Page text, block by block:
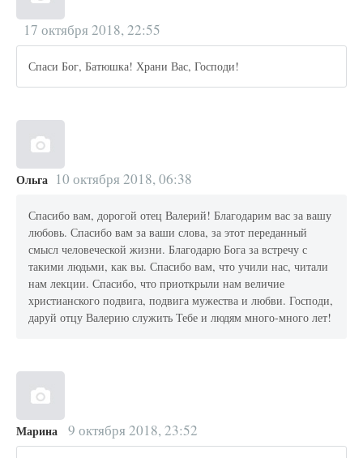
17 октября 2018, 22:55
Спаси Бог, Батюшка! Храни Вас, Господи!
Ольга 10 октября 2018, 06:38
Спасибо вам, дорогой отец Валерий! Благодарим вас за вашу
любовь. Спасибо вам за ваши слова, за этот переданный
смысл человеческой жизни. Благодарю Бога за встречу с
такими людьми, как вы. Спасибо вам, что учили нас, читали
нам лекции. Спасибо, что приоткрыли нам величие
христианского подвига, подвига мужества и любви. Господи,
даруй отцу Валерию служить Тебе и людям много-много лет!
Марина 9 октября 2018, 23:52